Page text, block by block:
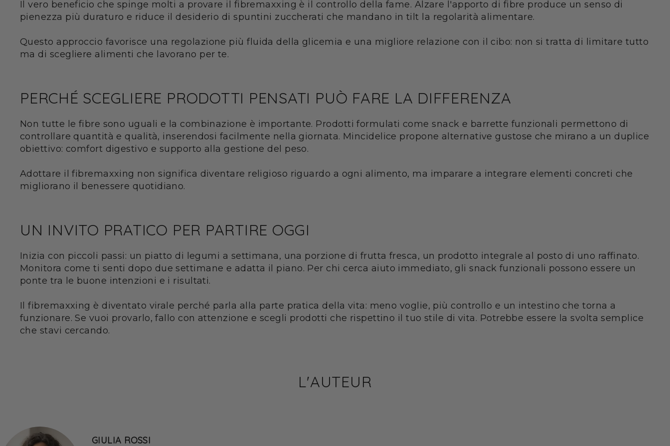
Il vero beneficio che spinge molti a provare il fibremaxxing è il controllo della fame. Alzare l'apporto di fibre produce un senso di
pienezza più duraturo e riduce il desiderio di spuntini zuccherati che mandano in tilt la regolarità alimentare.
Questo approccio favorisce una regolazione più fluida della glicemia e una migliore relazione con il cibo: non si tratta di limitare tutto
ma di scegliere alimenti che lavorano per te.
PERCHÉ SCEGLIERE PRODOTTI PENSATI PUÒ FARE LA DIFFERENZA
Non tutte le fibre sono uguali e la combinazione è importante. Prodotti formulati come snack e barrette funzionali permettono di
controllare quantità e qualità, inserendosi facilmente nella giornata. Mincidelice propone alternative gustose che mirano a un duplice
obiettivo: comfort digestivo e supporto alla gestione del peso.
Adottare il fibremaxxing non significa diventare religioso riguardo a ogni alimento, ma imparare a integrare elementi concreti che
migliorano il benessere quotidiano.
UN INVITO PRATICO PER PARTIRE OGGI
Inizia con piccoli passi: un piatto di legumi a settimana, una porzione di frutta fresca, un prodotto integrale al posto di uno raffinato.
Monitora come ti senti dopo due settimane e adatta il piano. Per chi cerca aiuto immediato, gli snack funzionali possono essere un
ponte tra le buone intenzioni e i risultati.
Il fibremaxxing è diventato virale perché parla alla parte pratica della vita: meno voglie, più controllo e un intestino che torna a
funzionare. Se vuoi provarlo, fallo con attenzione e scegli prodotti che rispettino il tuo stile di vita. Potrebbe essere la svolta semplice
che stavi cercando.
L'AUTEUR
GIULIA ROSSI